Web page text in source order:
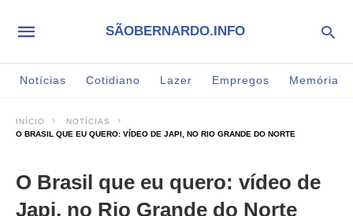
SÃOBERNARDO.INFO
Notícias Cotidiano Lazer Empregos Memória
INÍCIO
NOTÍCIAS
O BRASIL QUE EU QUERO: VÍDEO DE JAPI, NO RIO GRANDE DO NORTE
O Brasil que eu quero: vídeo de
Japi, no Rio Grande do Norte